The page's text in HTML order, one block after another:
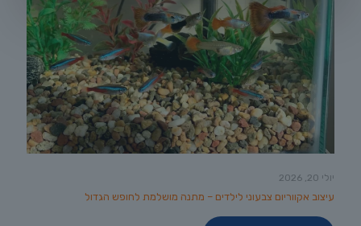
יולי 20, 2026
עיצוב אקווריום צבעוני לילדים – מתנה מושלמת לחופש הגדול